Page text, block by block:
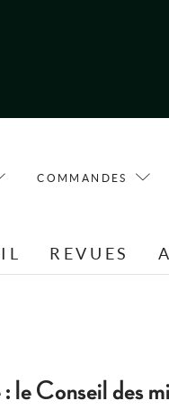
COMMANDES
REVUES
: le Conseil des